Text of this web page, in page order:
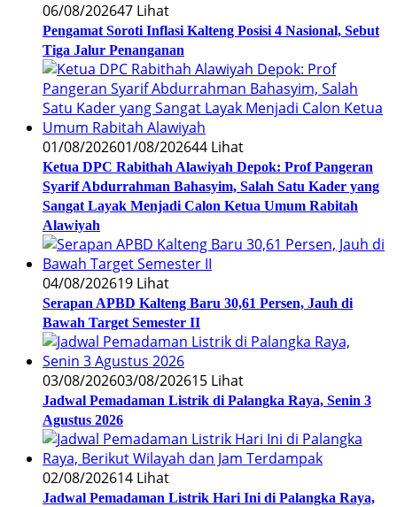
06/08/202647 Lihat
Pengamat Soroti Inflasi Kalteng Posisi 4 Nasional, Sebut
Tiga Jalur Penanganan
01/08/202601/08/202644 Lihat
Ketua DPC Rabithah Alawiyah Depok: Prof Pangeran
Syarif Abdurrahman Bahasyim, Salah Satu Kader yang
Sangat Layak Menjadi Calon Ketua Umum Rabitah
Alawiyah
04/08/202619 Lihat
Serapan APBD Kalteng Baru 30,61 Persen, Jauh di
Bawah Target Semester II
03/08/202603/08/202615 Lihat
Jadwal Pemadaman Listrik di Palangka Raya, Senin 3
Agustus 2026
02/08/202614 Lihat
Jadwal Pemadaman Listrik Hari Ini di Palangka Raya,